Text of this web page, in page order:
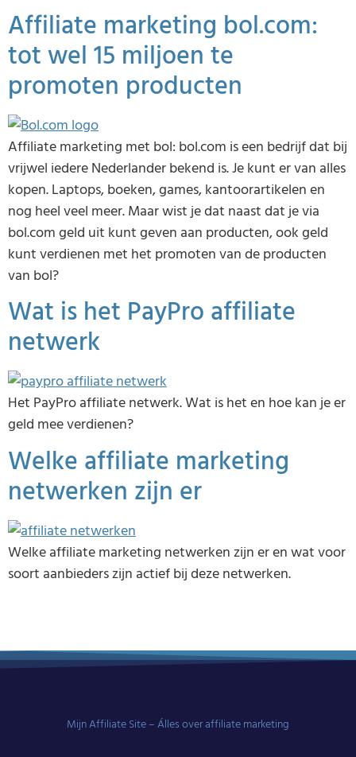
Affiliate marketing bol.com:
tot wel 15 miljoen te
promoten producten
Affiliate marketing met bol: bol.com is een bedrijf dat bij
vrijwel iedere Nederlander bekend is. Je kunt er van alles
kopen. Laptops, boeken, games, kantoorartikelen en
nog heel veel meer. Maar wist je dat naast dat je via
bol.com geld uit kunt geven aan producten, ook geld
kunt verdienen met het promoten van de producten
van bol?
Wat is het PayPro affiliate
netwerk
Het PayPro affiliate netwerk. Wat is het en hoe kan je er
geld mee verdienen?
Welke affiliate marketing
netwerken zijn er
Welke affiliate marketing netwerken zijn er en wat voor
soort aanbieders zijn actief bij deze netwerken.
Mijn Affiliate Site – Álles over affiliate marketing